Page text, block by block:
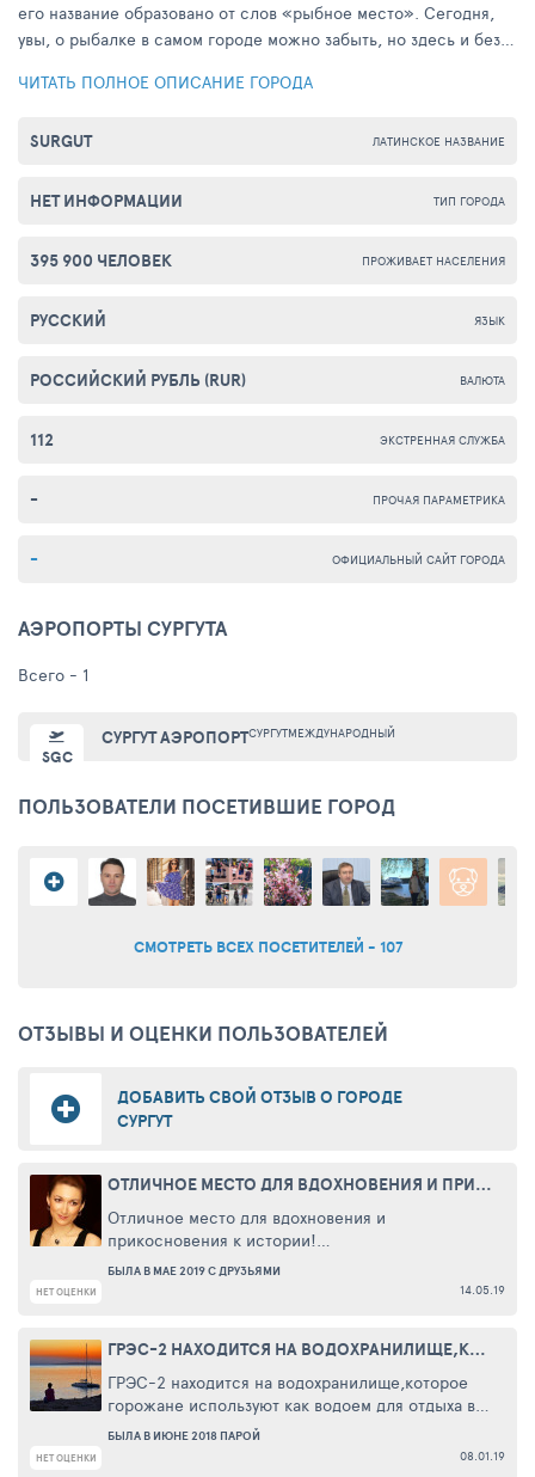
его название образовано от слов «рыбное место». Сегодня,
увы, о рыбалке в самом городе можно забыть, но здесь и без
городе, чтобы проникнуться духом Сибири.
ЧИТАТЬ ПОЛНОЕ ОПИСАНИЕ ГОРОДА
ЛАТИНСКОЕ НАЗВАНИЕ
SURGUT
ТИП ГОРОДА
НЕТ ИНФОРМАЦИИ
ПРОЖИВАЕТ НАСЕЛЕНИЯ
395 900 ЧЕЛОВЕК
ЯЗЫК
РУССКИЙ
ВАЛЮТА
РОССИЙСКИЙ РУБЛЬ (RUR)
ЭКСТРЕННАЯ СЛУЖБА
112
ПРОЧАЯ ПАРАМЕТРИКА
-
ОФИЦИАЛЬНЫЙ САЙТ ГОРОДА
-
АЭРОПОРТЫ СУРГУТА
Всего - 1
SGC
СУРГУТ АЭРОПОРТСУРГУТМЕЖДУНАРОДНЫЙ
ПОЛЬЗОВАТЕЛИ ПОСЕТИВШИЕ ГОРОД
СМОТРЕТЬ ВСЕХ ПОСЕТИТЕЛЕЙ - 107
ОТЗЫВЫ И ОЦЕНКИ ПОЛЬЗОВАТЕЛЕЙ
ДОБАВИТЬ СВОЙ ОТЗЫВ О ГОРОДЕ
СУРГУТ
14.05.19
ОТЛИЧНОЕ МЕСТО ДЛЯ ВДОХНОВЕНИЯ И ПРИКОСНОВЕНИЯ ...
Отличное место для вдохновения и
прикосновения к истории!
За небольшую стоимость можно попробовать
себя кузнецом и поучаствовать в мастер-классе
Интересно поучаствовать будет в этом деле как
детям, так и взрослым - мероприятия подходят
для любой физической подготовки.
В программе мастер-класса не только ковка
БЫЛА В МАЕ 2019 С ДРУЗЬЯМИ
НЕТ ОЦЕНКИ
08.01.19
ГРЭС-2 НАХОДИТСЯ НА ВОДОХРАНИЛИЩЕ,КОТОРОЕ ГОРОЖАНЕ ...
ГРЭС-2 находится на водохранилище,которое
горожане используют как водоем для отдыха в
летнее время. Сюда приезжают купаться
БЫЛА В ИЮНЕ 2018 ПАРОЙ
НЕТ ОЦЕНКИ